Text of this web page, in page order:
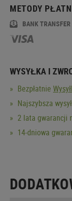
METODY
BANK TRANSFER
WYSYŁKA I
Bezpłatnie
Najszybsza
2 lata gwarancji
14-dniowa